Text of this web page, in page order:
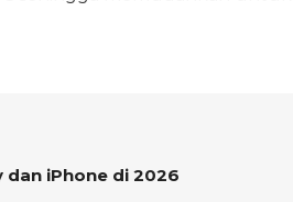
dan iPhone di 2026